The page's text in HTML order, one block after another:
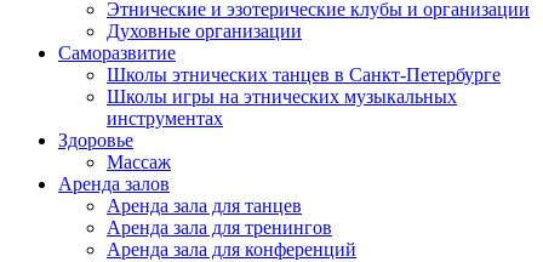
Этнические и эзотерические клубы и организации
Духовные организации
Саморазвитие
Школы этнических танцев в Санкт-Петербурге
Школы игры на этнических музыкальных
инструментах
Здоровье
Массаж
Аренда залов
Аренда зала для танцев
Аренда зала для тренингов
Аренда зала для конференций